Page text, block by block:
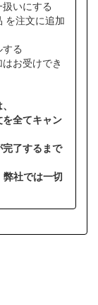
いにする
注文に追加
る
お受けでき
全てキャン
了するまで
社では一切